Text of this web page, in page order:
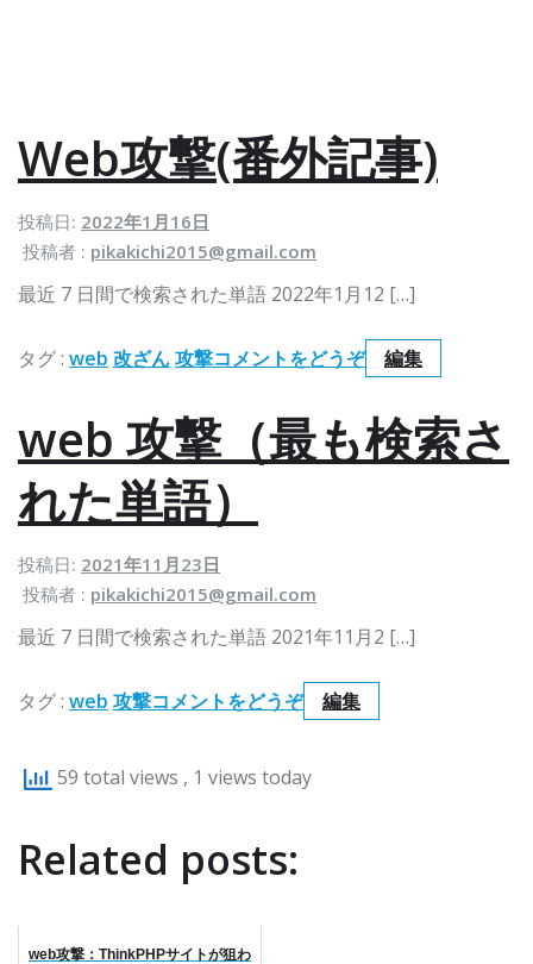
Web攻撃(番外記事)
投稿日: 2022年1月16日
投稿者 : pikakichi2015@gmail.com
最近 7 日間で検索された単語 2022年1月12 […]
タグ : web 改ざん攻撃コメントをどうぞW
b
攻
事
)
編集W
e
攻
撃
web 攻撃（最も検索さ
れた単語）
投稿日: 2021年11月23日
投稿者 : pikakichi2015@gmail.com
最近 7 日間で検索された単語 2021年11月2 […]
タグ : web 攻撃コメントをどうぞw
攻
編集
59 total views , 1 views today
Related posts:
web攻撃：ThinkPHPサイトが狙わ